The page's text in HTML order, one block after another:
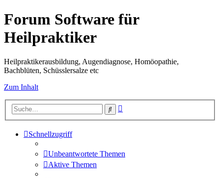
Forum Software für
Heilpraktiker
Heilpraktikerausbildung, Augendiagnose, Homöopathie,
Bachblüten, Schüsslersalze etc
Zum Inhalt
Suche
Schnellzugriff
Unbeantwortete Themen
Aktive Themen